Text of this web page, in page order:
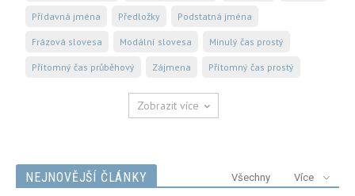
Přídavná jména Předložky Podstatná jména
Frázová slovesa Modální slovesa Minulý čas prostý
Přítomný čas průběhový Zájmena Přítomný čas prostý
Zobrazit více
NEJNOVĚJŠÍ ČLÁNKY Všechny Více